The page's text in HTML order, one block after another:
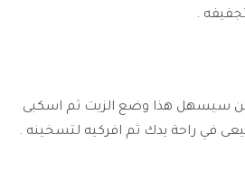
.
هذا وضع الزيت ثم اسكبى
في راحة يدك ثم افركيه لتسخينه .